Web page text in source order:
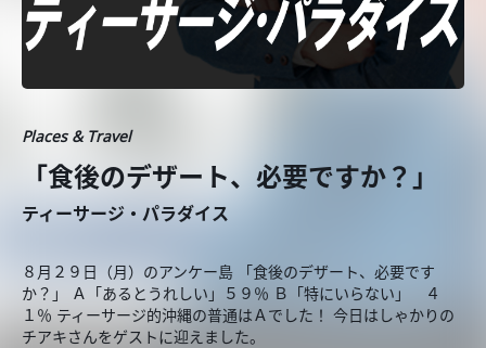
Places & Travel
「食後のデザート、必要ですか？」
ティーサージ・パラダイス
８月２９日（月）のアンケー島 「食後のデザート、必要です
か？」 Ａ「あるとうれしい」５９％ Ｂ「特にいらない」 ４
１％ ティーサージ的沖縄の普通はＡでした！ 今日はしゃかりの
チアキさんをゲストに迎えました。